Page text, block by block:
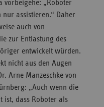
vorbeigehe: „Roboter
assistieren.“ Daher
auch von
zur Entlastung des
entwickelt würden.
nicht aus den Augen
Arne Manzeschke von
„Auch wenn die
ist, dass Roboter als